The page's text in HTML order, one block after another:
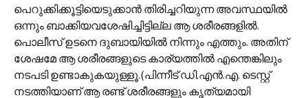
പെറുക്കിക്കൂട്ടിയെടുക്കാന്‍ തിരിച്ചറിയുന്ന അവസ്ഥയില്‍
ഒന്നും ബാക്കിയവശേഷിച്ചിട്ടില്ല ആ ശരീരങ്ങളില്‍.
പൊലീസ് ഉടനെ ദുബായിയില്‍ നിന്നും എത്തും. അതിന്
ശേഷമേ ആ ശരീരങ്ങളുടെ കാ‍ര്യത്തില്‍ എന്തെങ്കിലും
നടപടി ഉണ്ടാകുകയുള്ളൂ.(പിന്നീട് ഡി.എന്‍.എ. ടെസ്റ്റ്
നടത്തിയാണ് ആ രണ്ട് ശരീരങ്ങളും കൃത്യമായി